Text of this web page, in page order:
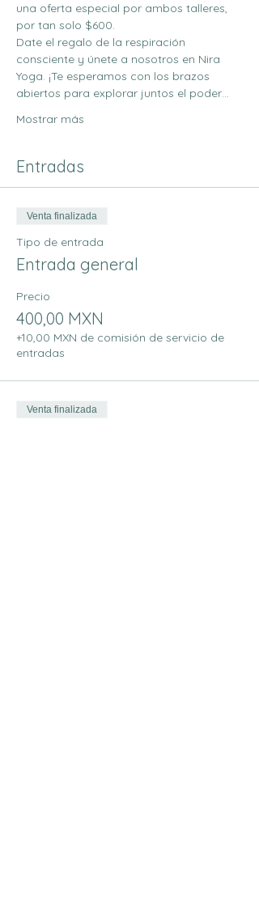
una oferta especial por ambos talleres,
por tan solo $600.
Date el regalo de la respiración
consciente y únete a nosotros en Nira
Yoga. ¡Te esperamos con los brazos
abiertos para explorar juntos el poder…
Mostrar más
Entradas
Venta finalizada
Tipo de entrada
Entrada general
Precio
400,00 MXN
+10,00 MXN de comisión de servicio de
entradas
Venta finalizada